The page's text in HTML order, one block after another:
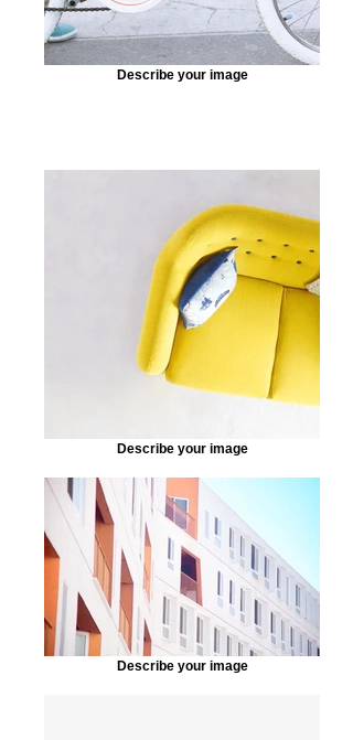
Describe your image
Describe your image
Describe your image